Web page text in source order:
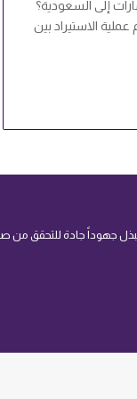
إلى السعودية؟
الاستيراد بين
جادة للتحقق من صحة